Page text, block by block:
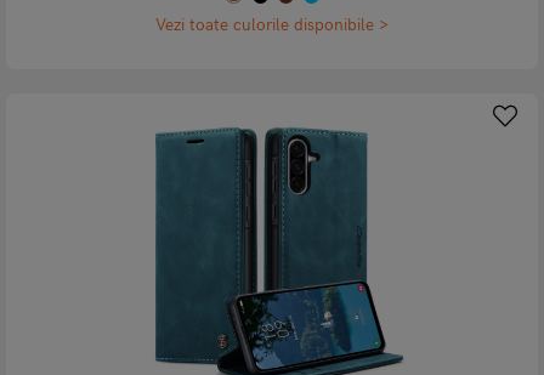
Vezi toate culorile disponibile >